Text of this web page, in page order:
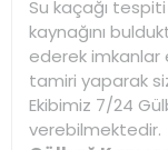
Su kaçağı
kaynağını
ederek imkanlar
tamiri yaparak
Ekibimiz 7/24
verebilmektedir.